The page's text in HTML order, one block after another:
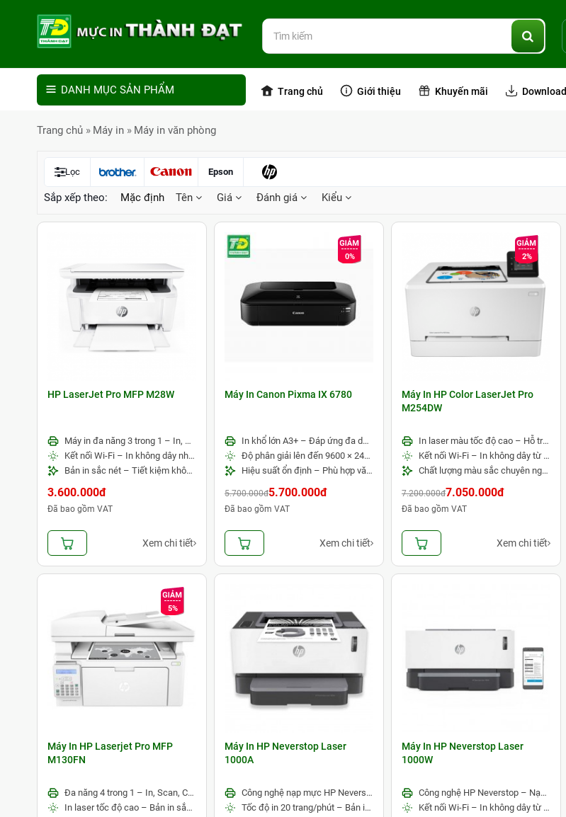
DANH MỤC SẢN PHẨM Trang chủ Giới thiệu Khuyến mãi Download
Trang chủ Máy in Máy in văn phòng
Lọc Epson
Sắp xếp theo: Mặc định Tên Giá Đánh giá Kiểu
HP LaserJet Pro MFP M28W
Máy in đa năng 3 trong 1 – In, Scan, Copy tiện lợi
Kết nối Wi-Fi – In không dây nhanh chóng
Bản in sắc nét – Tiết kiệm không gian làm việc
3.600.000đ
Đã bao gồm VAT
Xem chi tiết
0%
Máy In Canon Pixma IX 6780
In khổ lớn A3+ – Đáp ứng đa dạng nhu cầu in ấn
Độ phân giải lên đến 9600 × 2400 dpi – Hình ảnh sắc nét
Hiệu suất ổn định – Phù hợp văn phòng và dịch vụ in ấn
5.700.000đ5.700.000đ
Đã bao gồm VAT
Xem chi tiết
2%
Máy In HP Color LaserJet Pro
M254DW
In laser màu tốc độ cao – Hỗ trợ in 2 mặt tự động
Kết nối Wi-Fi – In không dây từ nhiều thiết bị
Chất lượng màu sắc chuyên nghiệp – Phù hợp văn phòng
7.200.000đ7.050.000đ
Đã bao gồm VAT
Xem chi tiết
5%
Máy In HP Laserjet Pro MFP
M130FN
Đa năng 4 trong 1 – In, Scan, Copy, Fax
In laser tốc độ cao – Bản in sắc nét
Máy In HP Neverstop Laser
1000A
Công nghệ nạp mực HP Neverstop – Tiết kiệm chi phí in ấn
Tốc độ in 20 trang/phút – Bản in sắc nét
Máy In HP Neverstop Laser
1000W
Công nghệ HP Neverstop – Nạp mực nhanh, tiết kiệm chi phí
Kết nối Wi-Fi – In không dây từ nhiều thiết bị